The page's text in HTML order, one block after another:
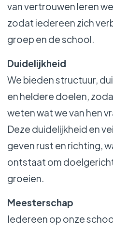
van vertrouwen leren
zodat iedereen zich
groep en de school.
Duidelijkheid
We bieden structuur,
en heldere doelen,
weten wat we van hen
Deze duidelijkheid en
geven rust en richting,
ontstaat om
groeien.
Meesterschap
Iedereen op onze